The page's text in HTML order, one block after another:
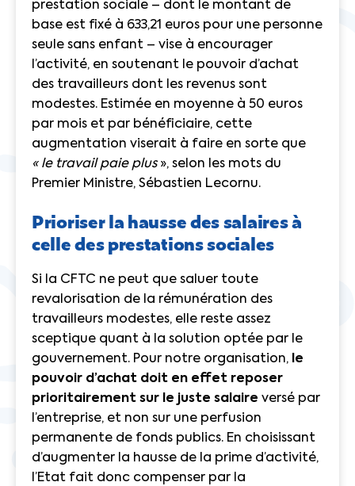
prestation sociale – dont le montant de
base est fixé à 633,21 euros pour une personne
seule sans enfant – vise à encourager
l’activité, en soutenant le pouvoir d’achat
des travailleurs dont les revenus sont
modestes. Estimée en moyenne à 50 euros
par mois et par bénéficiaire, cette
augmentation viserait à faire en sorte que
« le travail paie plus», selon les mots du
Premier Ministre, Sébastien Lecornu.
Prioriser la hausse des salaires à
celle des prestations sociales
Si la CFTC ne peut que saluer toute
revalorisation de la rémunération des
travailleurs modestes, elle reste assez
sceptique quant à la solution optée par le
gouvernement. Pour notre organisation, le
pouvoir d’achat doit en effet reposer
prioritairement sur le juste salaire versé par
l’entreprise, et non sur une perfusion
permanente de fonds publics. En choisissant
d’augmenter la hausse de la prime d’activité,
l’Etat fait donc compenser par la